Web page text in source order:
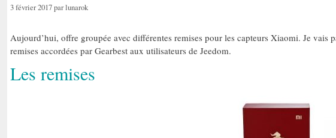
3 février 2017parlunarok
Aujourd’hui, offre groupée avec différentes remises pour les capteurs Xiaomi. Je vais
remises accordées par Gearbest aux utilisateurs de Jeedom.
Les remises